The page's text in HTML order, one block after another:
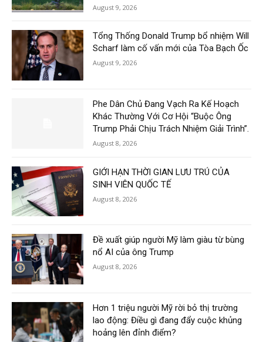
August 9, 2026
Tổng Thống Donald Trump bổ nhiệm Will
Scharf làm cố vấn mới của Tòa Bạch Ốc
August 9, 2026
Phe Dân Chủ Đang Vạch Ra Kế Hoạch
Khác Thường Với Cơ Hội “Buộc Ông
Trump Phải Chịu Trách Nhiệm Giải Trình”.
August 8, 2026
GIỚI HẠN THỜI GIAN LƯU TRÚ CỦA
SINH VIÊN QUỐC TẾ
August 8, 2026
Đề xuất giúp người Mỹ làm giàu từ bùng
nổ AI của ông Trump
August 8, 2026
Hơn 1 triệu người Mỹ rời bỏ thị trường
lao động: Điều gì đang đẩy cuộc khủng
hoảng lên đỉnh điểm?